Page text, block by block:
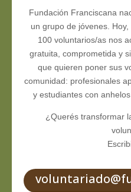
Fundación Franciscana
un grupo de jóvenes.
100 voluntarios/as nos
gratuita, comprometida y
que quieren poner sus
comunidad: profesionales
y estudiantes con
¿Querés transformar